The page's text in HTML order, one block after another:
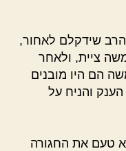
שידקלם לאחור,
ציית, ולאחר
הם היו מובנים
והניח על
טעם את החגורה